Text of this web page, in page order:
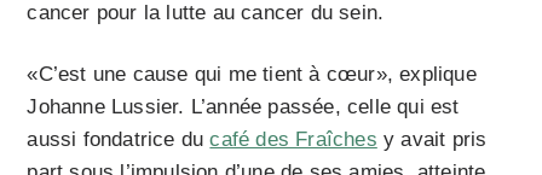
cancer pour la lutte au cancer du sein.
«C’est une cause qui me tient à cœur», explique
Johanne Lussier. L’année passée, celle qui est
aussi fondatrice ducafé des Fraîches y avait pris